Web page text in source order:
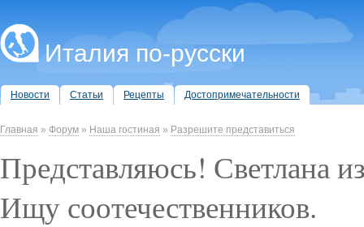
Италия по-русски
Новости Статьи Рецепты Достопримечательности
Главная » Форум » Наша гостиная » Разрешите представиться
Представляюсь! Светлана
Ищу соотечественников.